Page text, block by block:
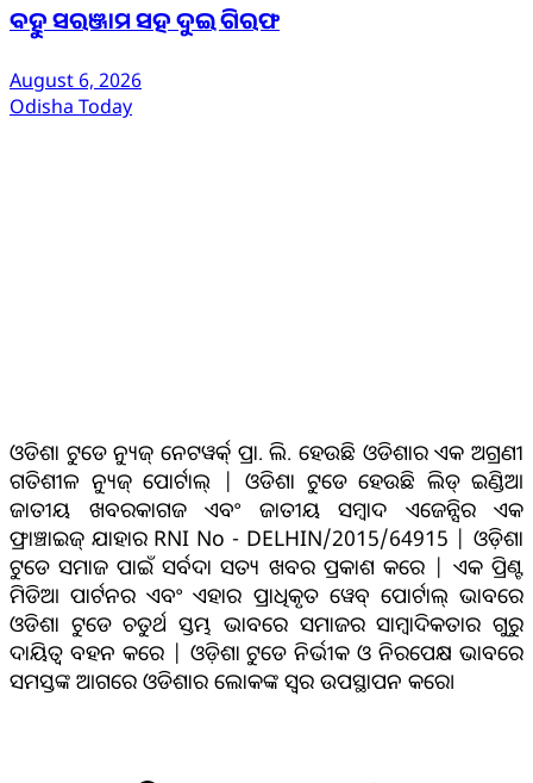
ବହୁ ସରଞ୍ଜାମ ସହ ଦୁଇ ଗିରଫ
August 6, 2026
Odisha Today
ଓଡିଶା ଟୁଡେ ନ୍ୟୁଜ୍ ନେଟୱର୍କ୍ ପ୍ରା. ଲି. ହେଉଛି ଓଡିଶାର ଏକ ଅଗ୍ରଣୀ
ଗତିଶୀଳ ନ୍ୟୁଜ୍ ପୋର୍ଟାଲ୍ | ଓଡିଶା ଟୁଡେ ହେଉଛି ଲିଡ୍ ଇଣ୍ଡିଆ
ଜାତୀୟ ଖବରକାଗଜ ଏବଂ ଜାତୀୟ ସମ୍ବାଦ ଏଜେନ୍ସିର ଏକ
ଫ୍ରାଞ୍ଚାଇଜ୍ ଯାହାର RNI No - DELHIN/2015/64915 | ଓଡ଼ିଶା
ଟୁଡେ ସମାଜ ପାଇଁ ସର୍ବଦା ସତ୍ୟ ଖବର ପ୍ରକାଶ କରେ | ଏକ ପ୍ରିଣ୍ଟ
ମିଡିଆ ପାର୍ଟନର ଏବଂ ଏହାର ପ୍ରାଧିକୃତ ୱେବ୍ ପୋର୍ଟାଲ୍ ଭାବରେ
ଓଡିଶା ଟୁଡେ ଚତୁର୍ଥ ସ୍ତମ୍ଭ ଭାବରେ ସମାଜର ସାମ୍ବାଦିକତାର ଗୁରୁ
ଦାୟିତ୍ବ ବହନ କରେ | ଓଡ଼ିଶା ଟୁଡେ ନିର୍ଭୀକ ଓ ନିରପେକ୍ଷ ଭାବରେ
ସମସ୍ତଙ୍କ ଆଗରେ ଓଡିଶାର ଲୋକଙ୍କ ସ୍ୱର ଉପସ୍ଥାପନ କରେ।